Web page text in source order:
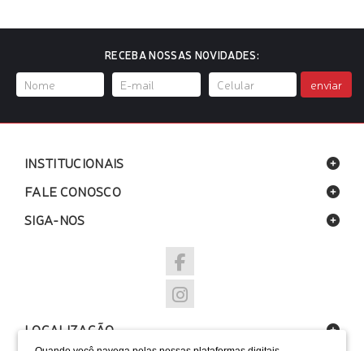
RECEBA NOSSAS NOVIDADES:
enviar
INSTITUCIONAIS
FALE CONOSCO
SIGA-NOS
LOCALIZAÇÃO